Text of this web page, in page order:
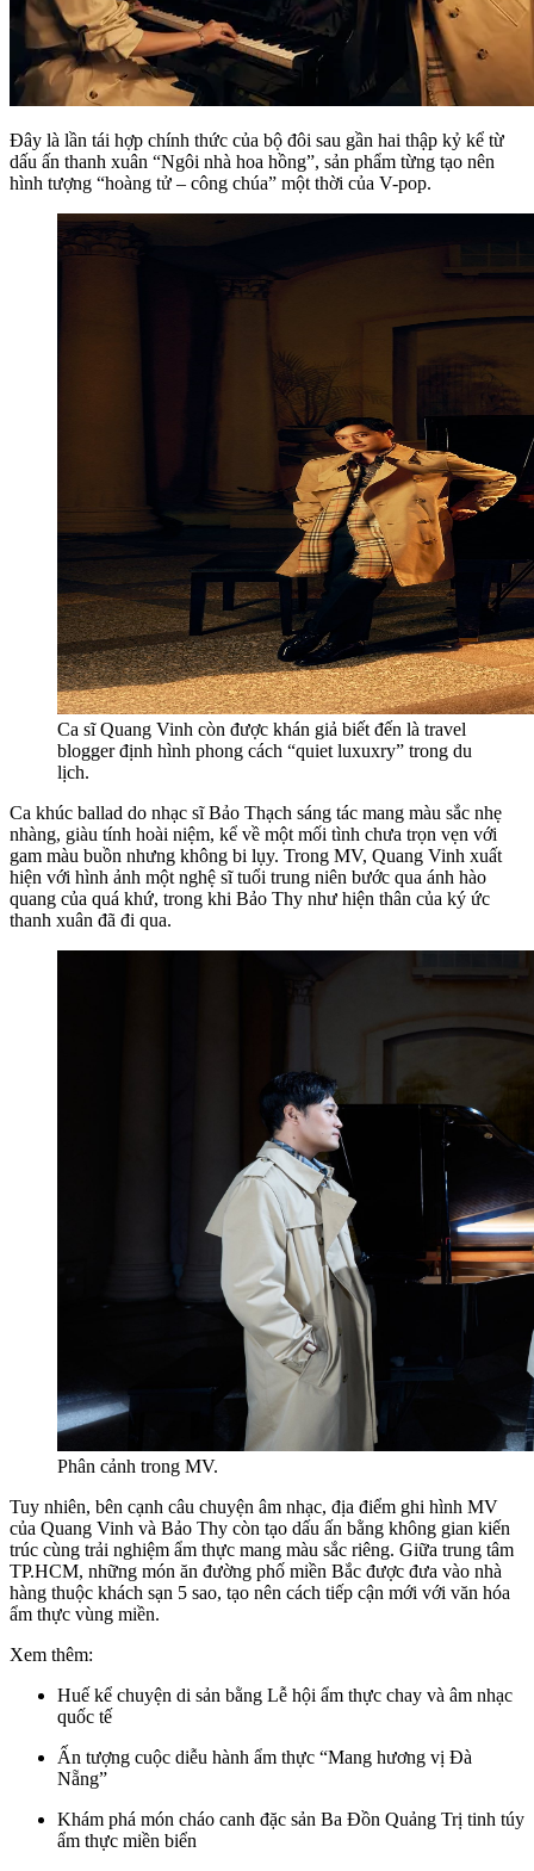
Đây là lần tái hợp chính thức của bộ đôi sau gần hai thập kỷ kể từ
dấu ấn thanh xuân “Ngôi nhà hoa hồng”, sản phẩm từng tạo nên
hình tượng “hoàng tử – công chúa” một thời của V-pop.
Ca sĩ Quang Vinh còn được khán giả biết đến là travel
blogger định hình phong cách “quiet luxuxry” trong du
lịch.
Ca khúc ballad do nhạc sĩ Bảo Thạch sáng tác mang màu sắc nhẹ
nhàng, giàu tính hoài niệm, kể về một mối tình chưa trọn vẹn với
gam màu buồn nhưng không bi lụy. Trong MV, Quang Vinh xuất
hiện với hình ảnh một nghệ sĩ tuổi trung niên bước qua ánh hào
quang của quá khứ, trong khi Bảo Thy như hiện thân của ký ức
thanh xuân đã đi qua.
Phân cảnh trong MV.
Tuy nhiên, bên cạnh câu chuyện âm nhạc, địa điểm ghi hình MV
của Quang Vinh và Bảo Thy còn tạo dấu ấn bằng không gian kiến
trúc cùng trải nghiệm ẩm thực mang màu sắc riêng. Giữa trung tâm
TP.HCM, những món ăn đường phố miền Bắc được đưa vào nhà
hàng thuộc khách sạn 5 sao, tạo nên cách tiếp cận mới với văn hóa
ẩm thực vùng miền.
Xem thêm:
Huế kể chuyện di sản bằng Lễ hội ẩm thực chay và âm nhạc
quốc tế
Ấn tượng cuộc diễu hành ẩm thực “Mang hương vị Đà
Nẵng”
Khám phá món cháo canh đặc sản Ba Đồn Quảng Trị tinh túy
ẩm thực miền biển